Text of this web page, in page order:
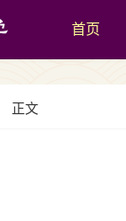
首页
正文